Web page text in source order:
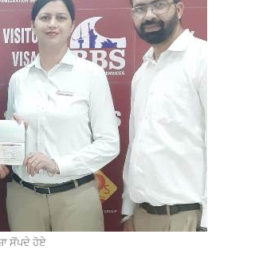
ਸੋਂਪਦੇ ਹੋਏ